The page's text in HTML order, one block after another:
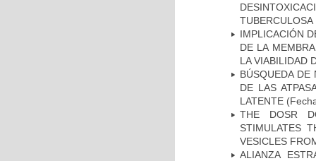
TUBERCULOSA
IMPLICACIÓN
DE LA
LA VIABILIDAD
BÚSQUEDA DE
DE LAS
LATENTE
THE DOSR
STIMULATES
VESICLES
ALIANZA